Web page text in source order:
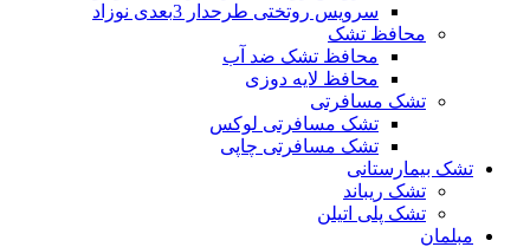
سرویس روتختی طرحدار 3بعدی نوزاد
محافظ تشک
محافظ تشک ضد آب
محافظ لایه دوزی
تشک مسافرتی
تشک مسافرتی لوکس
تشک مسافرتی چاپی
تشک بیمارستانی
تشک ریباند
تشک پلی اتیلن
مبلمان